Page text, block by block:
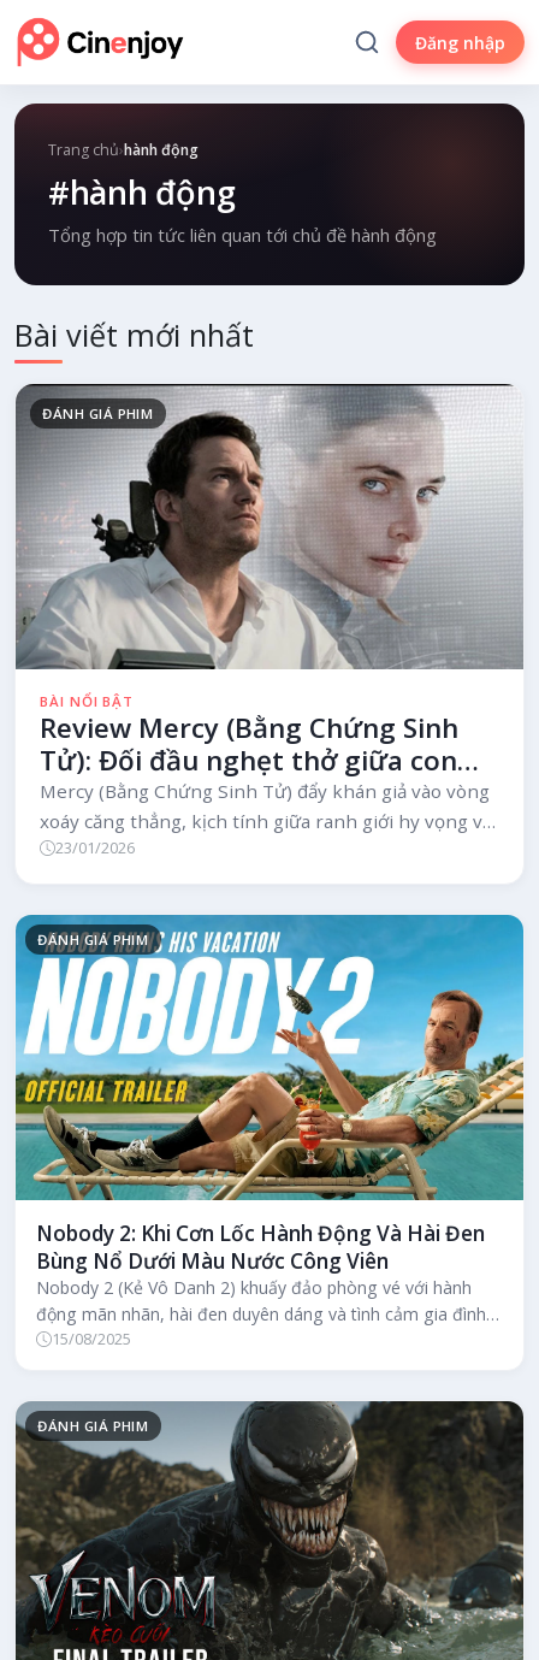
Đăng nhập
Trang chủ›hành động
#hành động
Tổng hợp tin tức liên quan tới chủ đề hành động
Bài viết mới nhất
ĐÁNH GIÁ PHIM
BÀI NỔI BẬT
Review Mercy (Bằng Chứng Sinh
Tử): Đối đầu nghẹt thở giữa con
người và công lý AI - Trải nghiệm
điện ảnh không thể bỏ lỡ
Mercy (Bằng Chứng Sinh Tử) đẩy khán giả vào vòng
xoáy căng thẳng, kịch tính giữa ranh giới hy vọng và
tuyệt vọng khi con người đối đầu hệ thống pháp luật
AI tàn nhẫn, lột tả mặt tối thời đại số.
23/01/2026
ĐÁNH GIÁ PHIM
Nobody 2: Khi Cơn Lốc Hành Động Và Hài Đen
Bùng Nổ Dưới Màu Nước Công Viên
Nobody 2 (Kẻ Vô Danh 2) khuấy đảo phòng vé với hành
động mãn nhãn, hài đen duyên dáng và tình cảm gia đình
sâu sắc. Bob Odenkirk t...
15/08/2025
ĐÁNH GIÁ PHIM